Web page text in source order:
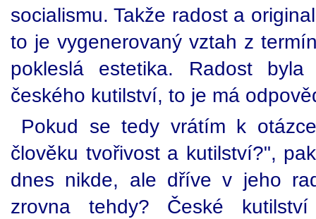
socialismu. Takže radost a
to je vygenerovaný vztah z
pokleslá estetika. Radost
českého kutilství, to je má
Pokud se tedy vrátím k
člověku tvořivost a kutilství?",
dnes nikde, ale dříve v jeho
zrovna tehdy? České